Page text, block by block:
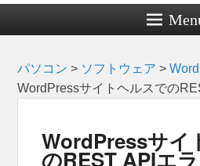
パソコン > ソフトウェア >
WordPressサイトヘルスでの
WordPressサイ
のREST APIエ